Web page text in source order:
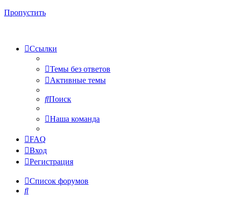
Пропустить
Ссылки
Темы без ответов
Активные темы
Поиск
Наша команда
FAQ
Вход
Регистрация
Список форумов
Поиск